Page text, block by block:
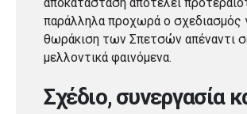
αποκατάσταση αποτελεί
παράλληλα προχωρά ο σχεδιασμός
θωράκιση των Σπετσών απέναντι
μελλοντικά φαινόμενα.
Σχέδιο, συνεργασία